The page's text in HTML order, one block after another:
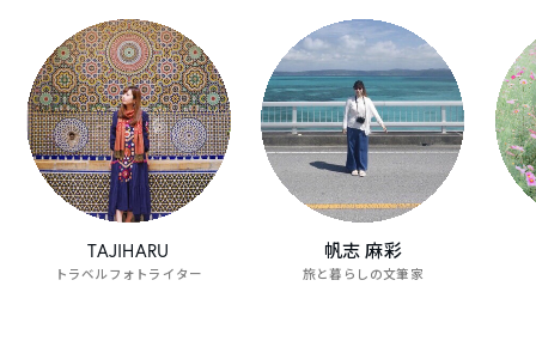
動画一覧を見る
旅する女子コンテストグランプリによる、オホ
ーツク紋別旅行
観光
します
TAJIHARU
トラベルフォトライター
帆志 麻彩
旅と暮らしの文筆家